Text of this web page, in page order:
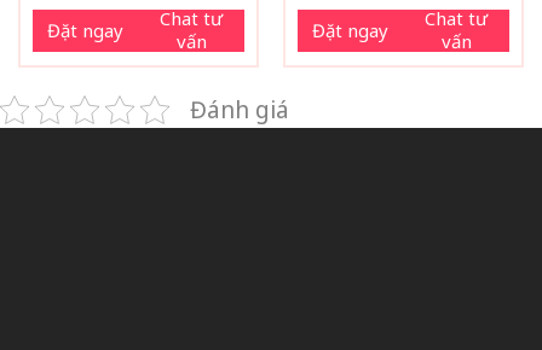
Đặt ngay
Chat tư
vấn
Đặt ngay
Chat tư
vấn
Đánh giá